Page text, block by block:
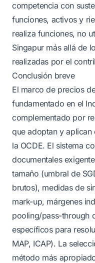
competencia con
funciones, activos y
realiza funciones, no
Singapur más allá de
realizadas por el
Conclusión breve
El marco de precios
fundamentado en el
complementado por
que adoptan y
la OCDE. El sistema
documentales
tamaño (umbral de
brutos), medidas de
mark-up, márgenes
pooling/pass-through
específicos para
MAP, ICAP). La
método más